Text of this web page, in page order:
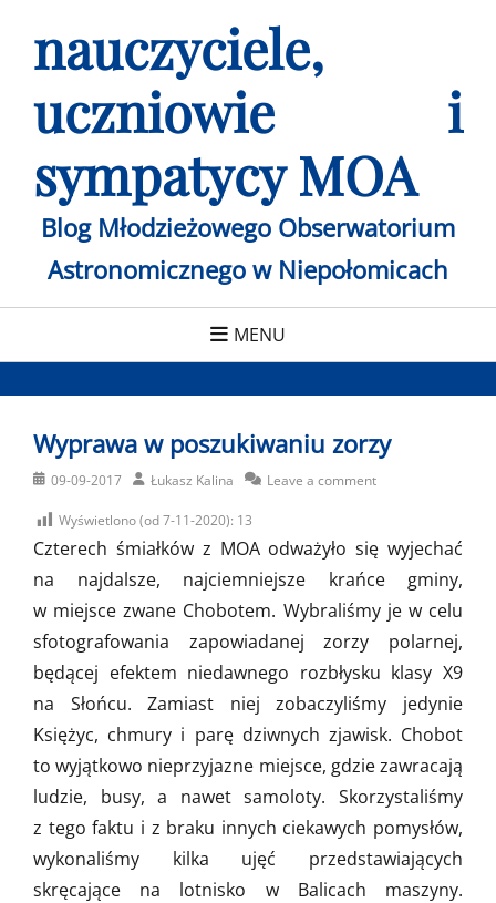
contentnauczyciele,
uczniowie i
sympatycy MOA
Blog Młodzieżowego Obserwatorium
Astronomicznego w Niepołomicach
MENU
Wyprawa w poszukiwaniu zorzy
Posted
09-09-2017 Author
Łukasz Kalina Leave a comment
Wyświetlono (od 7-11-2020): 13
Czterech śmiałków z MOA odważyło się wyjechać
na najdalsze, najciemniejsze krańce gminy,
w miejsce zwane Chobotem. Wybraliśmy je w celu
sfotografowania zapowiadanej zorzy polarnej,
będącej efektem niedawnego rozbłysku klasy X9
na Słońcu. Zamiast niej zobaczyliśmy jedynie
Księżyc, chmury i parę dziwnych zjawisk. Chobot
to wyjątkowo nieprzyjazne miejsce, gdzie zawracają
ludzie, busy, a nawet samoloty. Skorzystaliśmy
z tego faktu i z braku innych ciekawych pomysłów,
wykonaliśmy kilka ujęć przedstawiających
skręcające na lotnisko w Balicach maszyny.